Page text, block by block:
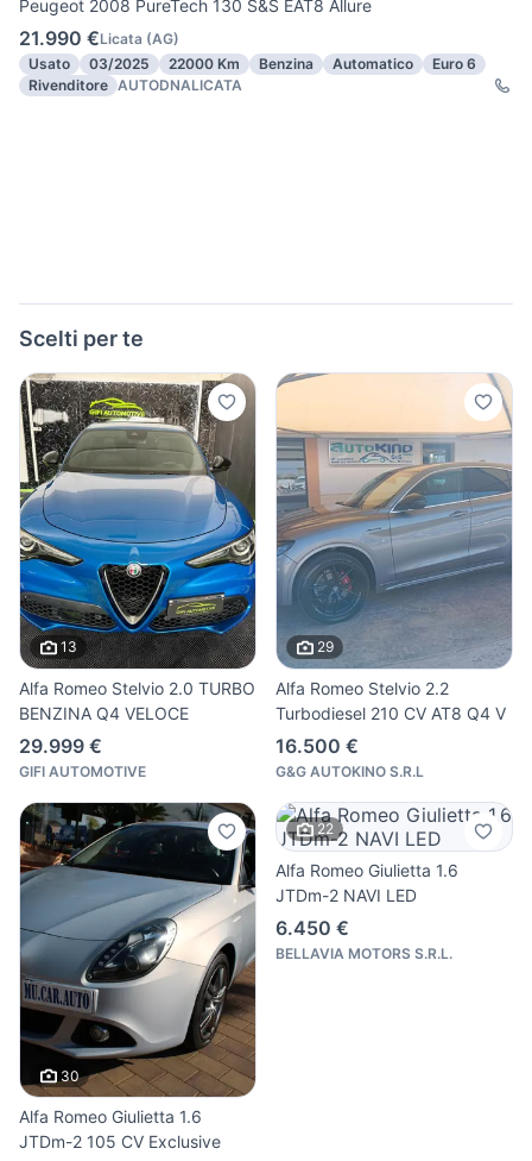
Peugeot 2008 PureTech 130 S&S EAT8 Allure
21.990 €Licata (AG)
Usato
03/2025 22000 Km Benzina Automatico
Euro 6
Rivenditore AUTODNALICATA
Scelti per te
13
Alfa Romeo Stelvio 2.0 TURBO
BENZINA Q4 VELOCE
29.999 €
GIFI AUTOMOTIVE
29
Alfa Romeo Stelvio 2.2
Turbodiesel 210 CV AT8 Q4 V
16.500 €
G&G AUTOKINO S.R.L
30
Alfa Romeo Giulietta 1.6
JTDm-2 105 CV Exclusive
22
Alfa Romeo Giulietta 1.6
JTDm-2 NAVI LED
6.450 €
BELLAVIA MOTORS S.R.L.